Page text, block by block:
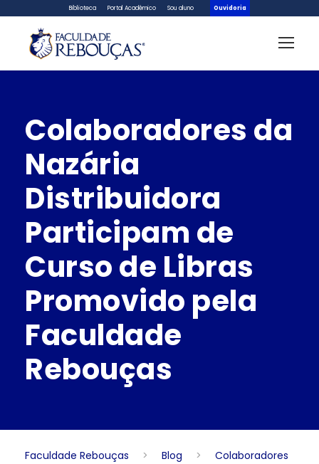
Biblioteca Portal Acadêmico Sou aluno Ouvidoria
Colaboradores da
Nazária
Distribuidora
Participam de
Curso de Libras
Promovido pela
Faculdade
Rebouças
Faculdade Rebouças > Blog >
Colaboradores